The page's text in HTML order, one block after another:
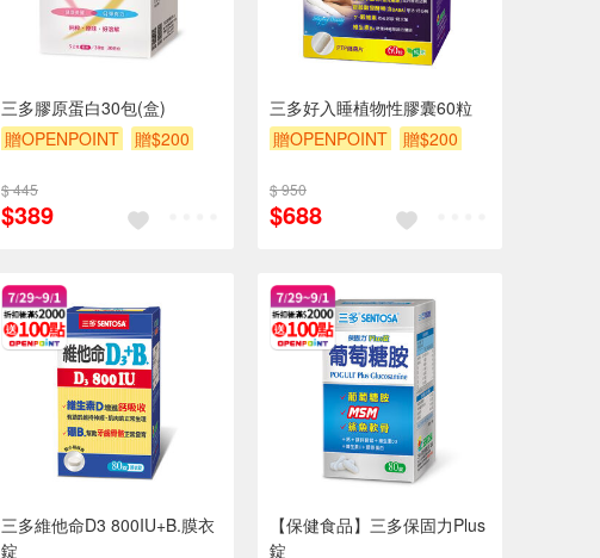
三多膠原蛋白30包(盒)
贈OPENPOINT
贈$200
$ 445
$389
三多好入睡植物性膠囊60粒
贈OPENPOINT
贈$200
$ 950
$688
三多維他命D3 800IU+B.膜衣
錠
【保健食品】三多保固力Plus
錠